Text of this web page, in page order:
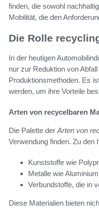
finden, die sowohl
Mobilität, die den
Die Rolle
In der heutigen
nur zur Reduktion von
Produktionsmethoden. Es
werden, um ihre Vorteile
Arten von recycelbaren
Die Palette der Arten von
Verwendung finden. Zu den
Kunststoffe wie
Metalle wie
Verbundstoffe, die in
Diese Materialien bieten